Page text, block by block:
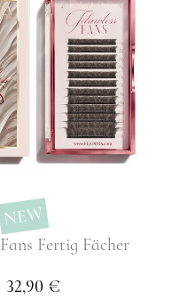
NEW
Fertig Fächer
32,90 €